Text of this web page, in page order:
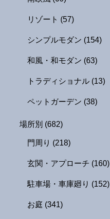
リゾート (57)
シンプルモダン (154)
和風・和モダン (63)
トラディショナル (13)
ペットガーデン (38)
場所別 (682)
門周り (218)
玄関・アプローチ (160)
駐車場・車庫廻り (152)
お庭 (341)